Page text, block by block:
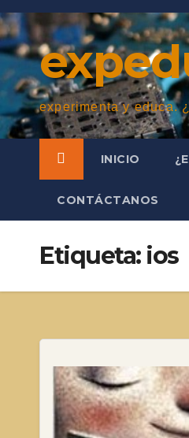
Saltar
al
contenido
experimenta y educa.
INICIO
CONTÁCTANOS
Etiqueta: ios